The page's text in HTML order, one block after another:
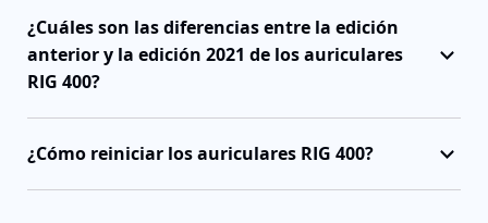
¿Cuáles son las diferencias entre la edición
anterior y la edición 2021 de los auriculares
RIG 400?
¿Cómo reiniciar los auriculares RIG 400?